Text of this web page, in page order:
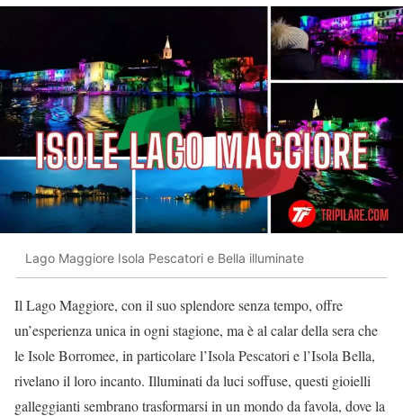
Lago Maggiore Isola Pescatori e Bella illuminate
Il Lago Maggiore, con il suo splendore senza tempo, offre
un’esperienza unica in ogni stagione, ma è al calar della sera che
le Isole Borromee, in particolare l’Isola Pescatori e l’Isola Bella,
rivelano il loro incanto. Illuminati da luci soffuse, questi gioielli
galleggianti sembrano trasformarsi in un mondo da favola, dove la